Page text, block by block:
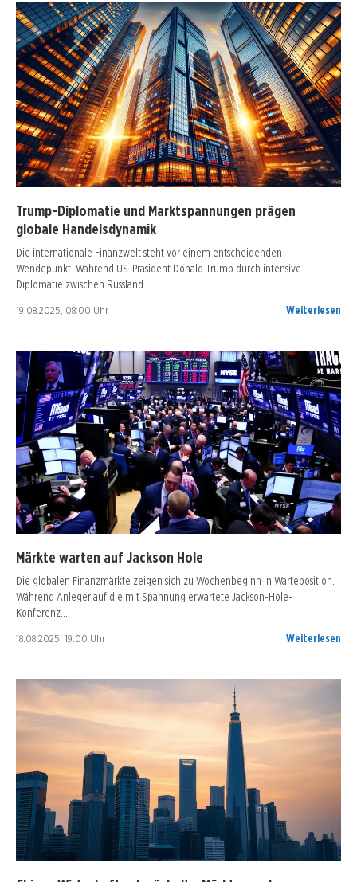
Trump-Diplomatie und Marktspannungen prägen
globale Handelsdynamik
Die internationale Finanzwelt steht vor einem entscheidenden
Wendepunkt. Während US-Präsident Donald Trump durch intensive
Diplomatie zwischen Russland…
19.08.2025, 08:00 Uhr Weiterlesen
Märkte warten auf Jackson Hole
Die globalen Finanzmärkte zeigen sich zu Wochenbeginn in Warteposition.
Während Anleger auf die mit Spannung erwartete Jackson-Hole-
Konferenz…
18.08.2025, 19:00 Uhr Weiterlesen